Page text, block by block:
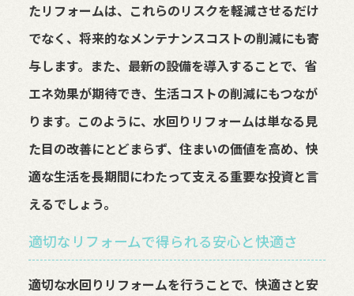
たリフォームは、これらのリスクを軽減させるだけ
でなく、将来的なメンテナンスコストの削減にも寄
与します。また、最新の設備を導入することで、省
エネ効果が期待でき、生活コストの削減にもつなが
ります。このように、水回りリフォームは単なる見
た目の改善にとどまらず、住まいの価値を高め、快
適な生活を長期間にわたって支える重要な投資と言
えるでしょう。
適切なリフォームで得られる安心と快適さ
適切な水回りリフォームを行うことで、快適さと安